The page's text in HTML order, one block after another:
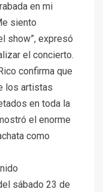
en mi
siento
show”, expresó
el concierto.
confirma que
los artistas
en toda la
el enorme
como
sábado 23 de